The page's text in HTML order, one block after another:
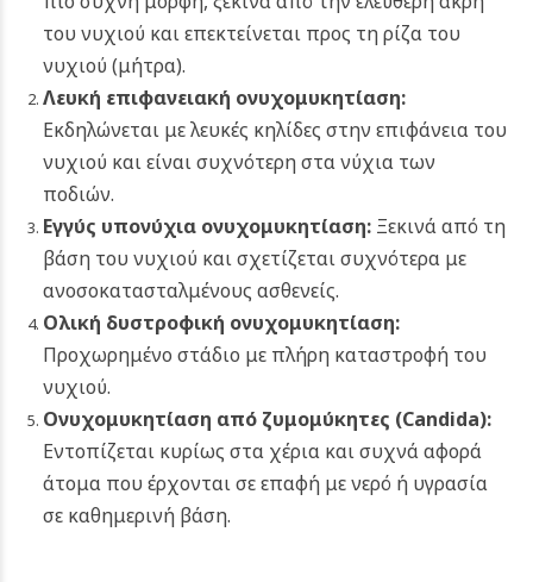
του νυχιού και επεκτείνεται προς τη ρίζα του
νυχιού (μήτρα).
Λευκή επιφανειακή ονυχομυκητίαση:
Εκδηλώνεται με λευκές κηλίδες στην επιφάνεια του
νυχιού και είναι συχνότερη στα νύχια των
ποδιών.
Εγγύς υπονύχια ονυχομυκητίαση:Ξεκινά από τη
βάση του νυχιού και σχετίζεται συχνότερα με
ανοσοκατασταλμένους ασθενείς.
Ολική δυστροφική ονυχομυκητίαση:
Προχωρημένο στάδιο με πλήρη καταστροφή του
νυχιού.
Ονυχομυκητίαση από ζυμομύκητες (Candida):
Εντοπίζεται κυρίως στα χέρια και συχνά αφορά
άτομα που έρχονται σε επαφή με νερό ή υγρασία
σε καθημερινή βάση.